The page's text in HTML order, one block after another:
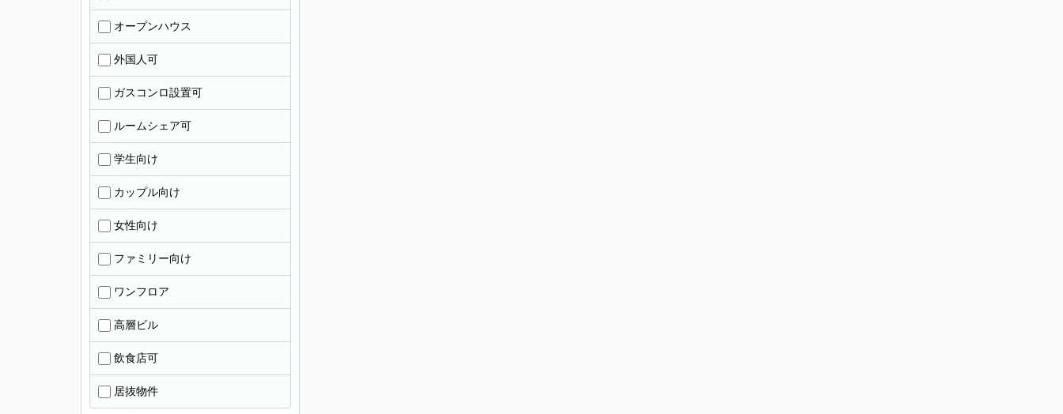
オープンハウス
外国人可
ガスコンロ設置可
ルームシェア可
学生向け
カップル向け
女性向け
ファミリー向け
ワンフロア
高層ビル
飲食店可
居抜物件